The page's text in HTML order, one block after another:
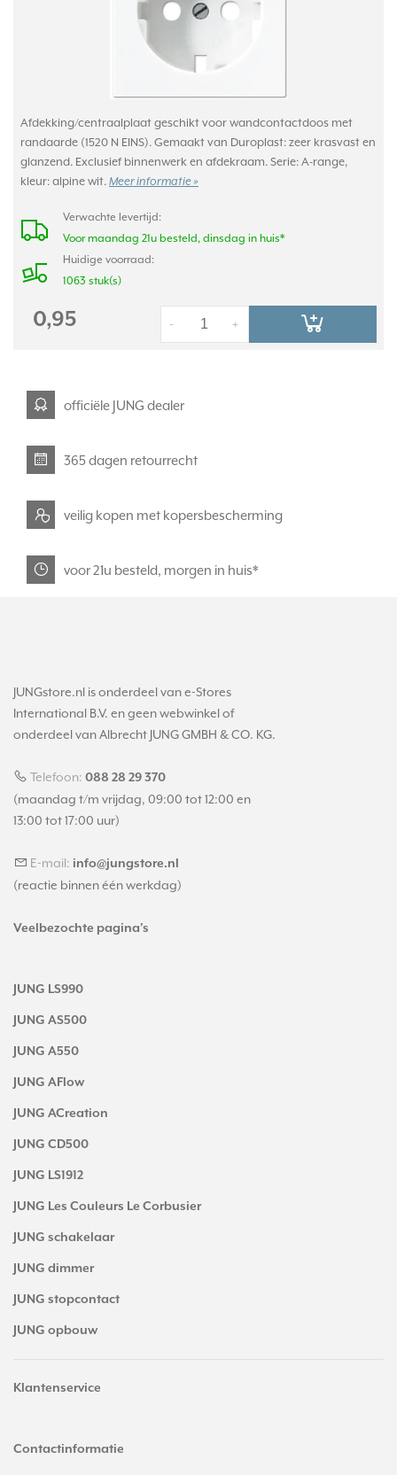
Afdekking/centraalplaat geschikt voor wandcontactdoos met
randaarde (1520 N EINS). Gemaakt van Duroplast: zeer krasvast en
glanzend. Exclusief binnenwerk en afdekraam. Serie: A-range,
kleur: alpine wit. Meer informatie »
Verwachte levertijd:
Voor maandag 21u besteld, dinsdag in huis*
Huidige voorraad:
1063 stuk(s)
0,95 +
-
officiële JUNG dealer
365 dagen retourrecht
veilig kopen met kopersbescherming
voor 21u besteld, morgen in huis*
JUNGstore.nl is onderdeel van e-Stores
International B.V. en geen webwinkel of
onderdeel van Albrecht JUNG GMBH & CO. KG.
Telefoon: 088 28 29 370
(maandag t/m vrijdag, 09:00 tot 12:00 en
13:00 tot 17:00 uur)
E-mail: info@jungstore.nl
(reactie binnen één werkdag)
Veelbezochte pagina's
JUNG LS990
JUNG AS500
JUNG A550
JUNG AFlow
JUNG ACreation
JUNG CD500
JUNG LS1912
JUNG Les Couleurs Le Corbusier
JUNG schakelaar
JUNG dimmer
JUNG stopcontact
JUNG opbouw
Klantenservice
Contactinformatie